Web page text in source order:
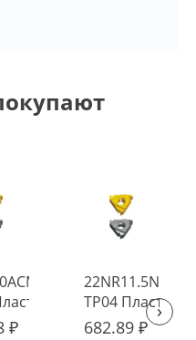
₽
TP04 Пластина
682.89 ₽
›